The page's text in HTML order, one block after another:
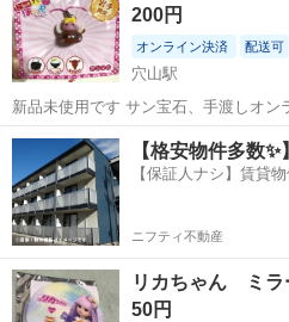
200円
オンライン決済 配送可
穴山駅
新品未使用です サン宝石、手渡しオン
山梨 北杜市 穴山駅 ノベル
【格安物件多数
【保証人ナシ】賃貸
ニフティ不動産
リカちゃん ミラ
50円